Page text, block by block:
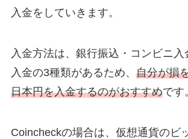
入金をしていきます。
入金方法は、銀行振込・コンビニ入
入金の3種類があるため、 自分が損
日本円を入金するのがおすすめです
Coincheckの場合は、仮想通貨のビ